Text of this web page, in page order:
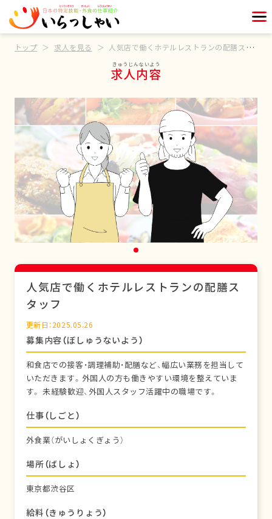
トップ 求人を見る 人気店で働くホテルレストランの配膳スタッフ
求人内容
人気店で働くホテルレストランの配膳ス
タッフ
更新日：2025.05.26
募集内容（ぼしゅうないよう）
和食店での接客・調理補助・配膳など、幅広い業務を担当して
いただきます。外国人の方も働きやすい環境を整えていま
す。 未経験歓迎、外国人スタッフ活躍中の職場です。
仕事（しごと）
外食業（がいしょくぎょう）
場所（ばしょ）
東京都渋谷区
給料（きゅうりょう）